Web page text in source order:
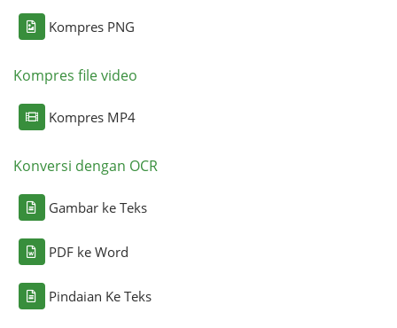
Kompres PNG
Kompres file video
Kompres MP4
Konversi dengan OCR
Gambar ke Teks
PDF ke Word
Pindaian Ke Teks